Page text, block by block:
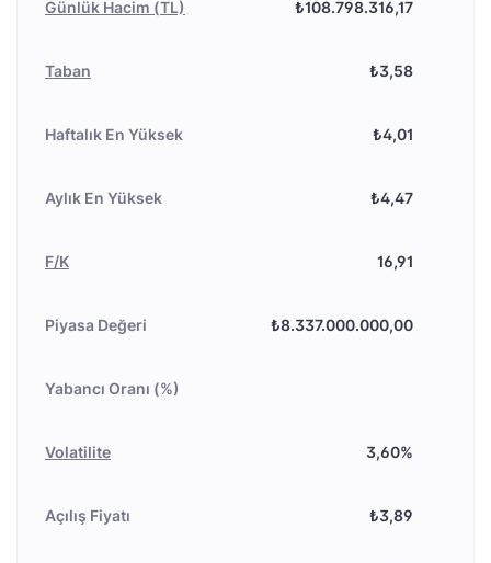
Günlük Hacim (TL) ₺108.798.316,17
Taban ₺3,58
Haftalık En Yüksek ₺4,01
Aylık En Yüksek ₺4,47
F/K 16,91
Piyasa Değeri ₺8.337.000.000,00
Yabancı Oranı (%)
Volatilite 3,60%
Açılış Fiyatı ₺3,89